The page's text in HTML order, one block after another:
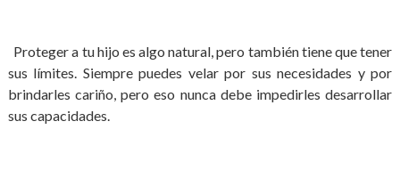
Proteger a tu hijo es algo natural, pero también tiene que tener
sus límites. Siempre puedes velar por sus necesidades y por
brindarles cariño, pero eso nunca debe impedirles desarrollar
sus capacidades.